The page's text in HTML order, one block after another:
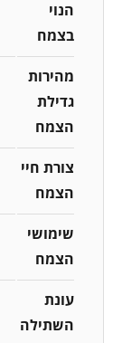
הנוי
בצמח
מהירות
גדילת
הצמח
צורת חיי
הצמח
שימושי
הצמח
עונת
השתילה